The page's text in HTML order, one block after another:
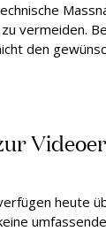
vermeiden.
den
heute